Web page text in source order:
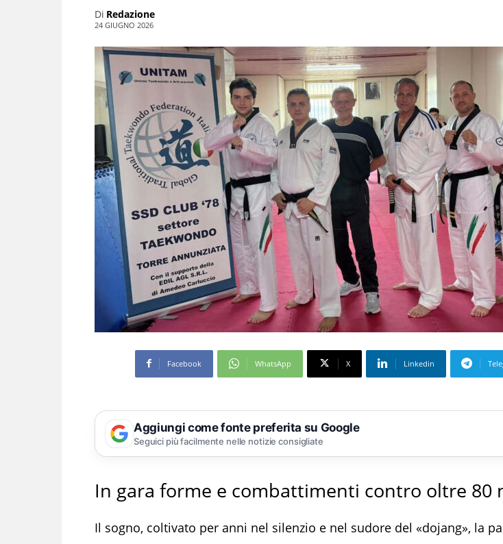
Di Redazione
24 GIUGNO 2026
Facebook WhatsApp X Linkedin
Aggiungi come fonte preferita su Google
Seguici più facilmente nelle notizie consigliate
In gara forme e combattimenti contro oltre 80
Il sogno, coltivato per anni nel silenzio e nel sudore del «dojang», la